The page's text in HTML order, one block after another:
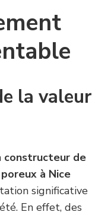
la valeur
constructeur de
à Nice
significative
En effet, des